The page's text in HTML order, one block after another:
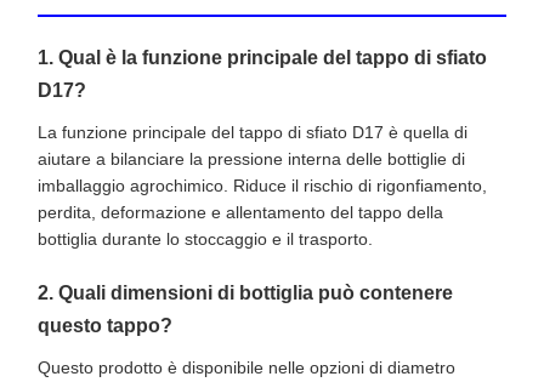
1. Qual è la funzione principale del tappo di sfiato
D17?
La funzione principale del tappo di sfiato D17 è quella di
aiutare a bilanciare la pressione interna delle bottiglie di
imballaggio agrochimico. Riduce il rischio di rigonfiamento,
perdita, deformazione e allentamento del tappo della
bottiglia durante lo stoccaggio e il trasporto.
2. Quali dimensioni di bottiglia può contenere
questo tappo?
Questo prodotto è disponibile nelle opzioni di diametro